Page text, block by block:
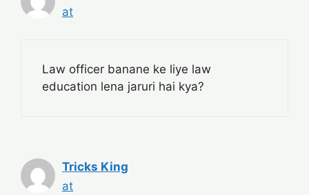
at
Law officer banane ke liye law
education lena jaruri hai kya?
Tricks King
at